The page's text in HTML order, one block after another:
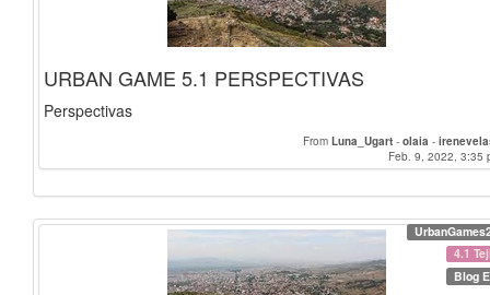
URBAN GAME 5.1 PERSPECTIVAS
Perspectivas
From Luna_Ugart - olaia -
Feb. 9, 2022, 3:35
4.1
Blog